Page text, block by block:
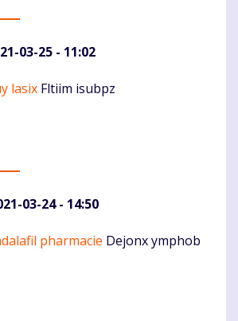
03-25 - 11:02
lasix Fltiim isubpz
03-24 - 14:50
pharmacie Dejonx ymphob